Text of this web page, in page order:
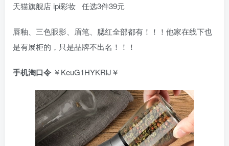
天猫旗舰店 ipi彩妆 任选3件39元
唇釉、三色眼影、眉笔、腮红全部都有！！！他家在线下也
是有展柜的，只是品牌不出名！！！ ​​​​
手机淘口令 ￥KeuG1HYKRlJ￥